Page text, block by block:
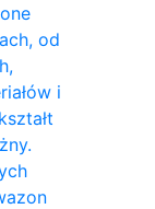
od
i